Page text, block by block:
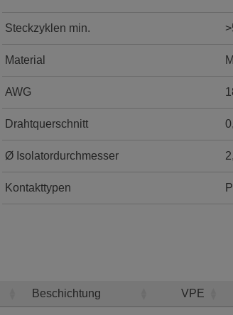
Steckzyklen min.
Material
AWG
Drahtquerschnitt
Ø Isolatordurchmesser
Kontakttypen
Beschichtung VPE